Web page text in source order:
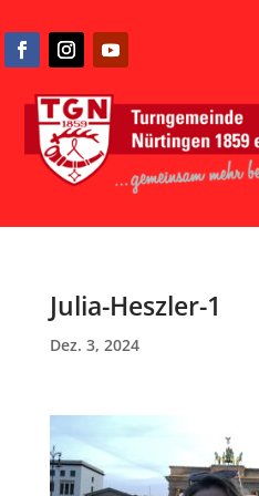
Julia-Heszler-1
Dez. 3, 2024